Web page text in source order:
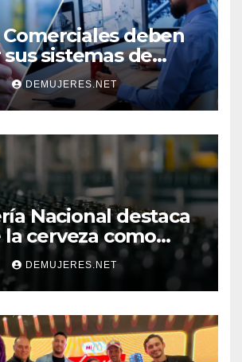
deben
sistemas de
ante el
de visitantes por
Tercer Mes
DEMUJERES.NET
Nacional destaca
cerveza como
desarrollo
y sostenibilidad
DEMUJERES.NET